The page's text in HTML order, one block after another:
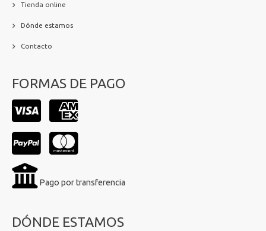
Tienda online
Dónde estamos
Contacto
FORMAS DE PAGO
Pago por transferencia
DÓNDE ESTAMOS